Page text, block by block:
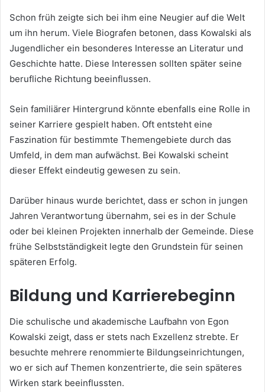
Schon früh zeigte sich bei ihm eine Neugier auf die Welt
um ihn herum. Viele Biografen betonen, dass Kowalski als
Jugendlicher ein besonderes Interesse an Literatur und
Geschichte hatte. Diese Interessen sollten später seine
berufliche Richtung beeinflussen.
Sein familiärer Hintergrund könnte ebenfalls eine Rolle in
seiner Karriere gespielt haben. Oft entsteht eine
Faszination für bestimmte Themengebiete durch das
Umfeld, in dem man aufwächst. Bei Kowalski scheint
dieser Effekt eindeutig gewesen zu sein.
Darüber hinaus wurde berichtet, dass er schon in jungen
Jahren Verantwortung übernahm, sei es in der Schule
oder bei kleinen Projekten innerhalb der Gemeinde. Diese
frühe Selbstständigkeit legte den Grundstein für seinen
späteren Erfolg.
Bildung und Karrierebeginn
Die schulische und akademische Laufbahn von Egon
Kowalski zeigt, dass er stets nach Exzellenz strebte. Er
besuchte mehrere renommierte Bildungseinrichtungen,
wo er sich auf Themen konzentrierte, die sein späteres
Wirken stark beeinflussten.